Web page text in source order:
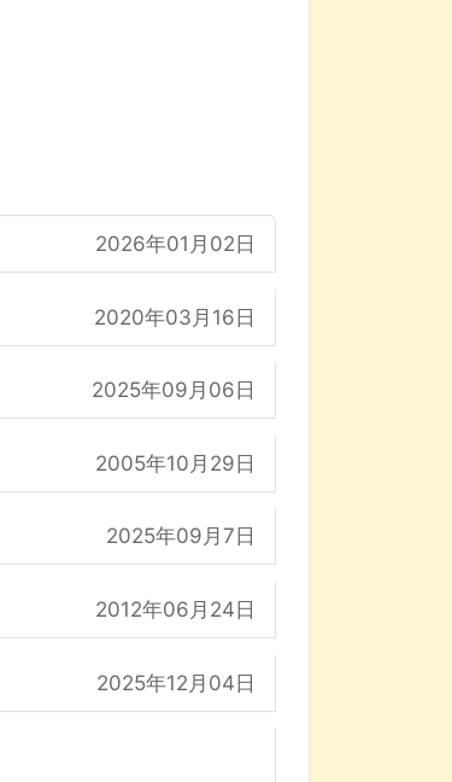
2026年01月02日
2020年03月16日
2025年09月06日
2005年10月29日
2025年09月7日
2012年06月24日
2025年12月04日